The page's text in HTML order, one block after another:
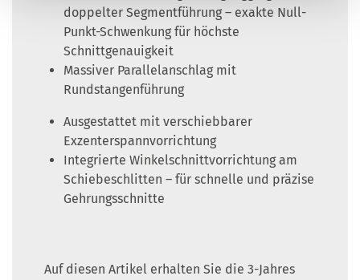
doppelter Segmentführung – exakte Null-
Punkt-Schwenkung für höchste
Schnittgenauigkeit
Massiver Parallelanschlag mit
Rundstangenführung
Ausgestattet mit verschiebbarer
Exzenterspannvorrichtung
Integrierte Winkelschnittvorrichtung am
Schiebeschlitten – für schnelle und präzise
Gehrungsschnitte
Auf diesen Artikel erhalten Sie die 3-Jahres